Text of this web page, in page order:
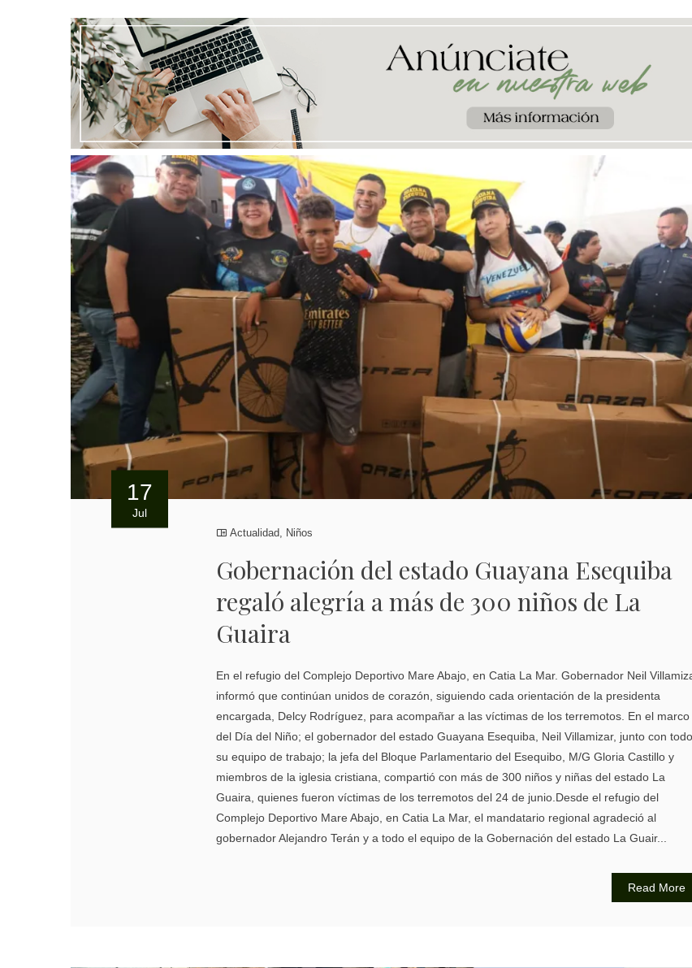
17
Jul
Actualidad Niños
Gobernación del estado Guayana Esequiba
regaló alegría a más de 300 niños de La
Guaira
En el refugio del Complejo Deportivo Mare Abajo, en Catia La Mar. Gobernador Neil
informó que continúan unidos de corazón, siguiendo cada orientación de la presidenta
encargada, Delcy Rodríguez, para acompañar a las víctimas de los terremotos. En el marco
del Día del Niño; el gobernador del estado Guayana Esequiba, Neil Villamizar, junto con todo
su equipo de trabajo; la jefa del Bloque Parlamentario del Esequibo, M/G Gloria Castillo y
miembros de la iglesia cristiana, compartió con más de 300 niños y niñas del estado La
Guaira, quienes fueron víctimas de los terremotos del 24 de junio.Desde el refugio del
Complejo Deportivo Mare Abajo, en Catia La Mar, el mandatario regional agradeció al
gobernador Alejandro Terán y a todo el equipo de la Gobernación del estado La Guair...
Read More